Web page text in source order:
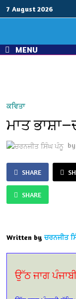
7 August 2026
MENU
ਕਵਿਤਾ
ਮਾਤ
SHARE
SHARE
Written by ਚਰਨਜੀਤ
ਉੱਠ ਜਾਗ